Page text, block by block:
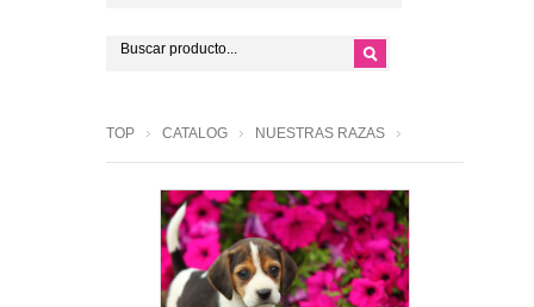
TOP CATALOG NUESTRAS RAZAS